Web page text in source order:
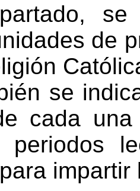
se
de
se
cada
periodos